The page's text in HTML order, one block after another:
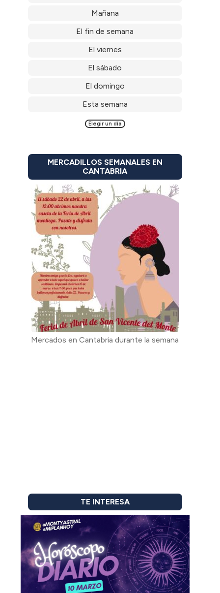
Mañana
El fin de semana
El viernes
El sábado
El domingo
Esta semana
Elegir un día
MERCADILLOS SEMANALES EN
CANTABRIA
Mercados en Cantabria durante la semana
TE INTERESA